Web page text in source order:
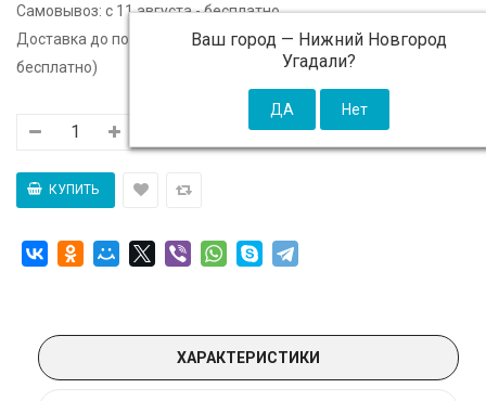
Ваш город — Нижний Новгород
Угадали?
Самовывоз: c 11 августа - бесплатно
Доставка до подъезда:
c 11 августа - 300 ₽ (от 5 000 ₽
бесплатно)
ХАРАКТЕРИСТИКИ